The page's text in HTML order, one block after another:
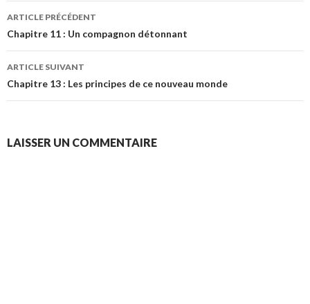
Navigation
des
articles
ARTICLE PRÉCÉDENT
Chapitre 11 : Un compagnon détonnant
ARTICLE SUIVANT
Chapitre 13 : Les principes de ce nouveau monde
LAISSER UN COMMENTAIRE